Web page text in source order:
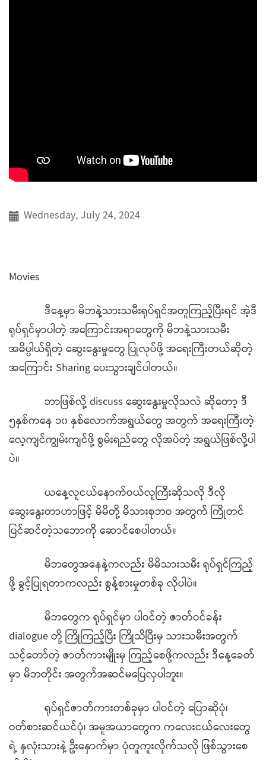
Wednesday, July 24, 2024
Movies
ဒီနေ့မှာ မိဘနဲ့သားသမီးရုပ်ရှင်အတူကြည့်ပြီးရင် အဲ့ဒီ
ရုပ်ရှင်မှာပါတဲ့ အကြောင်းအရာတွေကို မိဘနဲ့သားသမီး
အဓိပ္ပါယ်ရှိတဲ့ ဆွေးနွေးမှုတွေ ပြုလုပ်ဖို့ အရေးကြီးတယ်ဆိုတဲ့
အကြောင်း Sharing ပေးသွားချင်ပါတယ်။
ဘာဖြစ်လို့ discuss ဆွေးနွေးမှုလိုသလဲ ဆိုတော့ ဒီ
၅နှစ်ကနေ ၁၀ နှစ်လောက်အရွယ်တွေ အတွက် အရေးကြီးတဲ့
လေ့ကျင်ကျွမ်းကျင်ဖို့ စွမ်းရည်တွေ လိုအပ်တဲ့ အရွယ်ဖြစ်လို့ပါ
ပဲ။
ယနေ့လူငယ်နောက်ဝယ်လူကြီးဆိုသလို ဒီလို
ဆွေးနွေးတာဟာဖြင့် မိမိတို့ မိသားစုဘဝ အတွက် ကြိုတင်
ပြင်ဆင်တဲ့သဘောကို ဆောင်စေပါတယ်။
မိဘတွေအနေနဲ့ကလည်း မိမိသားသမီး ရုပ်ရှင်ကြည့်
ဖို့ ခွင့်ပြုရတာကလည်း စွန့်စားမှုတစ်ခု လိုပါပဲ။
မိဘတွေက ရုပ်ရှင်မှာ ပါဝင်တဲ့ ဇာတ်ဝင်ခန်း
dialogue တို့ ကြိုကြည့်ပြီး ကြိုသိပြီးမှ သားသမီးအတွက်
သင့်တော်တဲ့ ဇာတ်ကားမျိုးမှ ကြည့်စေဖို့ကလည်း ဒီနေ့ခေတ်
မှာ မိဘတိုင်း အတွက်အဆင်မပြေလှပါဘူး။
ရုပ်ရှင်ဇာတ်ကားတစ်ခုမှာ ပါဝင်တဲ့ ပြောဆိုပုံ၊
ဝတ်စားဆင်ယင်ပုံ၊ အမူအယာတွေက ကလေးငယ်လေးတွေ
ရဲ့ နှလုံးသားနဲ့ ဦးနှောက်မှာ ပုံတူကူးလိုက်သလို ဖြစ်သွားစေ